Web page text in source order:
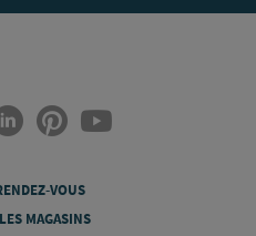
VOUS
MAGASINS